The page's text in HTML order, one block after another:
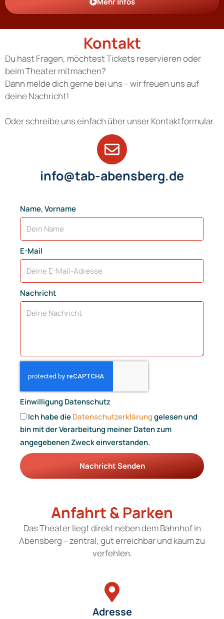
Kontakt
Du hast Fragen, möchtest Tickets reservieren oder
beim Theater mitmachen?
Dann melde dich gerne bei uns – wir freuen uns auf
deine Nachricht!
Oder schreibe uns einfach über unser Kontaktformular.
info@tab-abensberg.de
Name, Vorname
E-Mail
Nachricht
Einwilligung Datenschutz
Ich habe dieDatenschutzerklärunggelesen und
bin mit der Verarbeitung meiner Daten zum
angegebenen Zweck einverstanden.
Nachricht Senden
Anfahrt & Parken
Das Theater liegt direkt neben dem Bahnhof in
Abensberg – zentral, gut erreichbar und kaum zu
verfehlen.
Adresse